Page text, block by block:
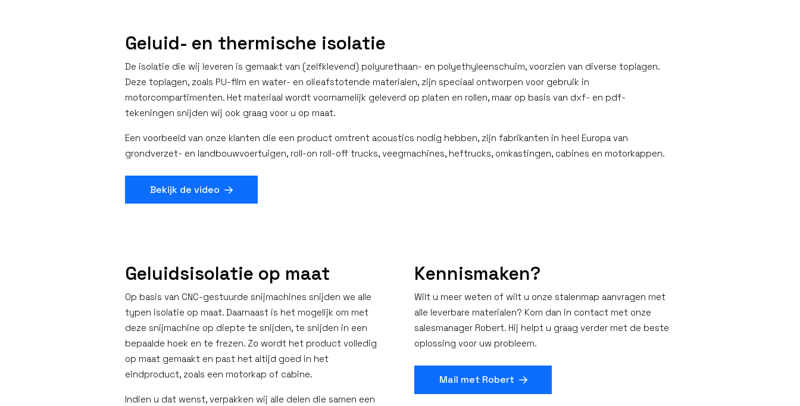
Geluid- en thermische isolatie
De isolatie die wij leveren is gemaakt van (zelfklevend) polyurethaan- en polyethyleenschuim, voorzien van diverse toplagen.
Deze toplagen, zoals PU-film en water- en olieafstotende materialen, zijn speciaal ontworpen voor gebruik in
motorcompartimenten. Het materiaal wordt voornamelijk geleverd op platen en rollen, maar op basis van dxf- en pdf-
tekeningen snijden wij ook graag voor u op maat.
Een voorbeeld van onze klanten die een product omtrent acoustics nodig hebben, zijn fabrikanten in heel Europa van
grondverzet- en landbouwvoertuigen, roll-on roll-off trucks, veegmachines, heftrucks, omkastingen, cabines en motorkappen.
Bekijk de video
Geluidsisolatie op maat
Op basis van CNC-gestuurde snijmachines snijden we alle
typen isolatie op maat. Daarnaast is het mogelijk om met
deze snijmachine op diepte te snijden, te snijden in een
bepaalde hoek en te frezen. Zo wordt het product volledig
op maat gemaakt en past het altijd goed in het
eindproduct, zoals een motorkap of cabine.
Indien u dat wenst, verpakken wij alle delen die samen een
Kennismaken?
Wilt u meer weten of wilt u onze stalenmap aanvragen met
alle leverbare materialen? Kom dan in contact met onze
salesmanager Robert. Hij helpt u graag verder met de beste
oplossing voor uw probleem.
Mail met Robert